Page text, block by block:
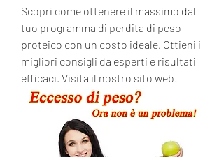
Scopri come ottenere il massimo dal
tuo programma di perdita di peso
proteico con un costo ideale. Ottieni i
migliori consigli da esperti e risultati
efficaci. Visita il nostro sito web!